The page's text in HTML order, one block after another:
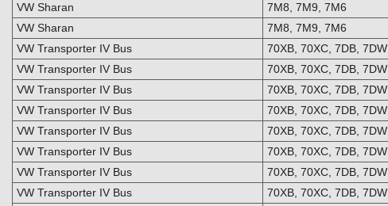
VW Sharan
7M8, 7M9, 7M6
VW Sharan
7M8, 7M9, 7M6
VW Transporter IV Bus
70XB, 70XC, 7DB, 7DW
VW Transporter IV Bus
70XB, 70XC, 7DB, 7DW
VW Transporter IV Bus
70XB, 70XC, 7DB, 7DW
VW Transporter IV Bus
70XB, 70XC, 7DB, 7DW
VW Transporter IV Bus
70XB, 70XC, 7DB, 7DW
VW Transporter IV Bus
70XB, 70XC, 7DB, 7DW
VW Transporter IV Bus
70XB, 70XC, 7DB, 7DW
VW Transporter IV Bus
70XB, 70XC, 7DB, 7DW